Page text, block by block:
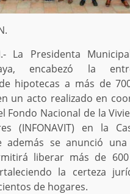
La Presidenta
encabezó la
hipotecas a más de
un acto realizado en
Fondo Nacional de la
(INFONAVIT) en la
además se anunció una
liberar más de
la certeza
de hogares.